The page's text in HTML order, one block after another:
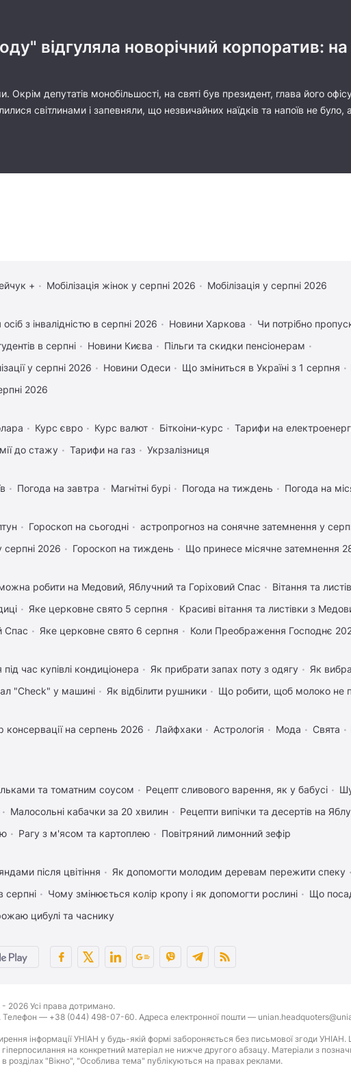
відгуляла новорічний корпоратив: на
депутатів монобільшості, на святі був президент, глава його
світлинами і запевняли, що незвичайних наїдків та напоїв не
+ Мобілізація жінок у серпні 2026 Мобілізація у серпні 2026
осіб з інвалідністю в серпні 2026 Новини Харкова
Чи потрібно
в серпні Новини Києва
Пільги та скидки пенсіонерам
у серпні 2026
Новини Одеси Що зміниться в Україні з 1 серпня
2026
Курс євро Курс валют Біткоіни-курс
Тарифи на
до стажу
Тарифи на газ Укрзалізниця
Погода на завтра Магнітні бурі Погода на тиждень Погода на
Гороскоп на сьогодні астропрогноз на сонячне затемнення у
2026
Гороскоп на тиждень Що принесе місячне затемнення
робити на Медовий, Яблучний та Горіховий Спас
Вітання та
Яке церковне свято 5 серпня
Красиві вітання та листівки з
Спас
Яке церковне свято 6 серпня Коли Преображення Господнє
час купівлі кондиціонера Як прибрати запах поту з одягу
Як
"Check" у машині
Як відбілити рушники Що робити, щоб молоко не
консервації на серпень 2026 Лайфхаки Астрологія Мода Свята
та томатним соусом Рецепт сливового варення, як у бабусі
Малосольні кабачки за 20 хвилин Рецепти випічки та десертів на
Рагу з м'ясом та картоплею Повітряний лимонний зефір
після цвітіння Як допомогти молодим деревам пережити спеку
серпні
Чому змінюється колір кропу і як допомогти рослині
Що
цибулі та часнику
2026 Усі права дотримано.
— +38 (044) 498-07-60. Адреса електронної пошти —
інформації УНІАН у будь-якій формі забороняється без письмової згоди УНІАН.
на конкретний матеріал не нижче другого абзацу. Матеріали з
в розділах "Вікно", "Особлива тема" публікуються на правах реклами.